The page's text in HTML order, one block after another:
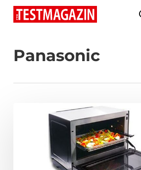
Skip
contentPanasonic